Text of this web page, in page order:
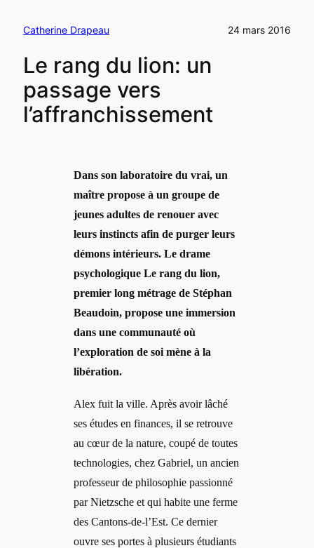
Catherine Drapeau 24 mars 2016
Le rang du lion: un
passage vers
l’affranchissement
Dans son laboratoire du vrai, un
maître propose à un groupe de
jeunes adultes de renouer avec
leurs instincts afin de purger leurs
démons intérieurs. Le drame
psychologique Le rang du lion,
premier long métrage de Stéphan
Beaudoin, propose une immersion
dans une communauté où
l’exploration de soi mène à la
libération.
Alex fuit la ville. Après avoir lâché
ses études en finances, il se retrouve
au cœur de la nature, coupé de toutes
technologies, chez Gabriel, un ancien
professeur de philosophie passionné
par Nietzsche et qui habite une ferme
des Cantons-de-l’Est. Ce dernier
ouvre ses portes à plusieurs étudiants